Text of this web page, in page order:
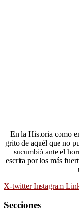
En la Historia como
grito de aquél que no
sucumbió ante el
escrita por los más
X-twitter Instagram
Secciones